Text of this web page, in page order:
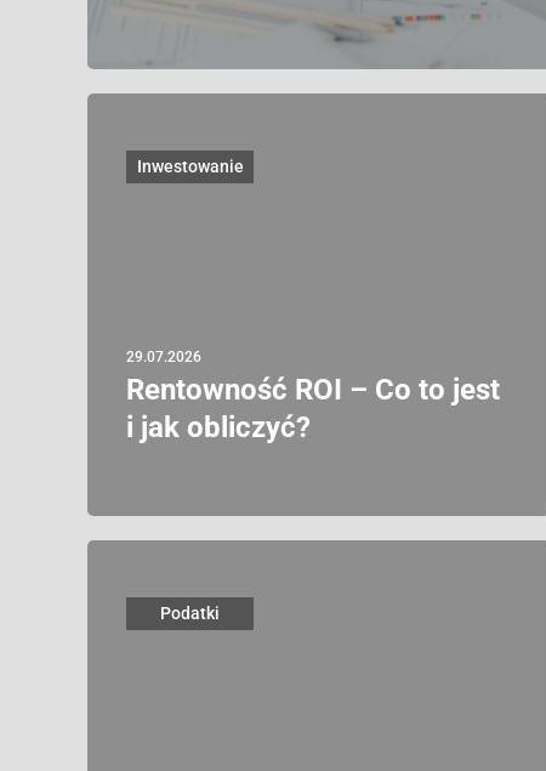
Inwestowanie
29.07.2026
Rentowność ROI – Co to jest
i jak obliczyć?
Podatki